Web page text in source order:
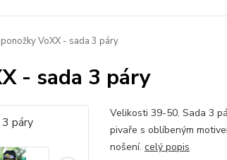
VoXX - sada 3 páry
- sada 3 páry
Velikosti 39-50. Sada 3
pivaře s oblíbeným
nošení. celý popis